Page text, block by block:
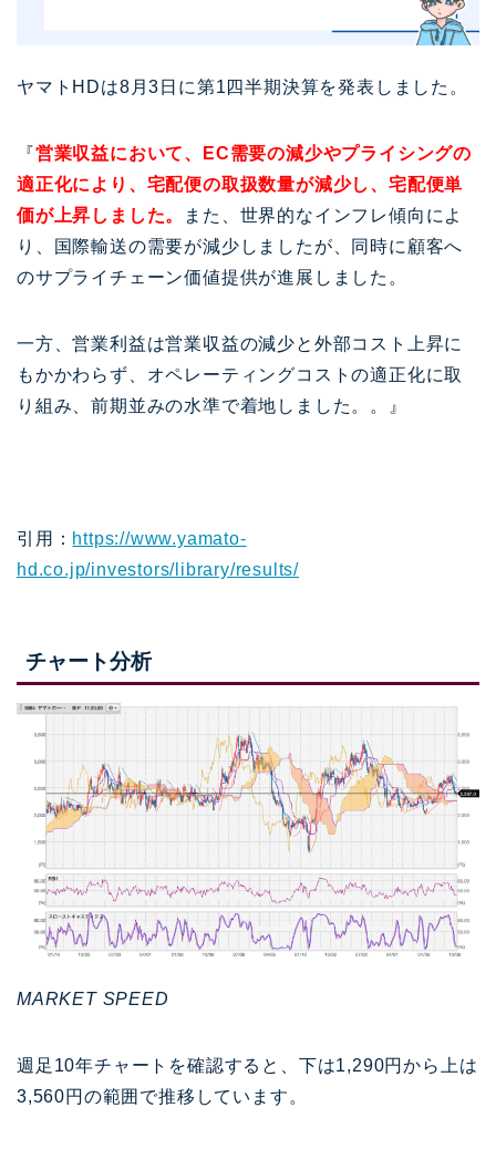
ヤマトHDは8月3日に第1四半期決算を発表しました。
『営業収益において、EC需要の減少やプライシングの
適正化により、宅配便の取扱数量が減少し、宅配便単
価が上昇しました。
また、世界的なインフレ傾向によ
り、国際輸送の需要が減少しましたが、同時に顧客へ
のサプライチェーン価値提供が進展しました。
一方、営業利益は営業収益の減少と外部コスト上昇に
もかかわらず、オペレーティングコストの適正化に取
り組み、前期並みの水準で着地しました。。』
引用： https://www.yamato-
hd.co.jp/investors/library/results/
チャート分析
MARKET SPEED
週足10年チャートを確認すると、下は1,290円から上は
3,560円の範囲で推移しています。